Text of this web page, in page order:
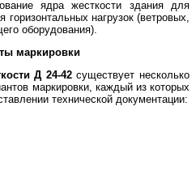
ядра жесткости здания для
нагрузок (ветровых,
оборудования).
маркировки
Д 24-42существует несколько
маркировки, каждый из которых
технической документации: